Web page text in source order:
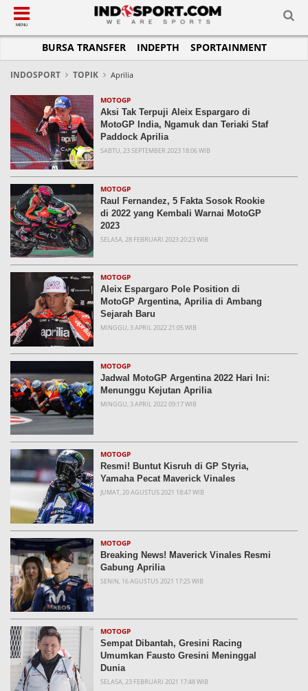
SUB-MENU
SEPAKBOLA
LIGA 1
LIGA 2
LIGA INGGRIS
LIGA ITALIA
LIGA SPANYOL
LIGA CHAMPIONS
LIGA JERMAN
LIGA PRANCIS
LIGA EUROPA
SUB-MENU
SPORTAINMENT
SELEBSPORT
LIFESTYLE
SUB-MENU
OTOMOTIF
MOTOGP
FORMULA 1
OTOMANIA
SUB-MENU
RAKET
MMA
FUTSAL
OLIMPIK
E-SPORT
SUB-MENU
JADWAL
KLASEMEN
SUB-MENU
TOPIK HARI INI
PERATURAN OLAHRAGA
TIPS DAN TRIK
INFOGRAFIS
GALERI FOTO
TEMPAT OLAHRAGA
PASUKAN SEHAT
KOMUNITAS SEHAT
MENU
BURSA TRANSFER INDEPTH SPORTAINMENT
INDOSPORT TOPIK Aprilia
MOTOGP
Aksi Tak Terpuji Aleix Espargaro di
MotoGP India, Ngamuk dan Teriaki Staf
Paddock Aprilia
SABTU, 23 SEPTEMBER 2023 18:06 WIB
MOTOGP
Raul Fernandez, 5 Fakta Sosok Rookie
di 2022 yang Kembali Warnai MotoGP
2023
SELASA, 28 FEBRUARI 2023 20:23 WIB
MOTOGP
Aleix Espargaro Pole Position di
MotoGP Argentina, Aprilia di Ambang
Sejarah Baru
MINGGU, 3 APRIL 2022 21:05 WIB
MOTOGP
Jadwal MotoGP Argentina 2022 Hari Ini:
Menunggu Kejutan Aprilia
MINGGU, 3 APRIL 2022 09:17 WIB
MOTOGP
Resmi! Buntut Kisruh di GP Styria,
Yamaha Pecat Maverick Vinales
JUMAT, 20 AGUSTUS 2021 18:47 WIB
MOTOGP
Breaking News! Maverick Vinales Resmi
Gabung Aprilia
SENIN, 16 AGUSTUS 2021 17:25 WIB
MOTOGP
Sempat Dibantah, Gresini Racing
Umumkan Fausto Gresini Meninggal
Dunia
SELASA, 23 FEBRUARI 2021 17:48 WIB